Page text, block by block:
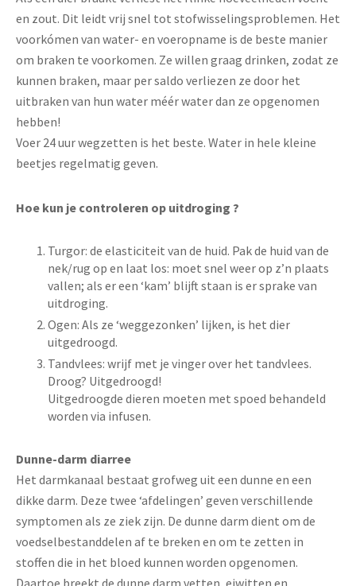
en zout. Dit leidt vrij snel tot stofwisselingsproblemen. Het
voorkómen van water- en voeropname is de beste manier
om braken te voorkomen. Ze willen graag drinken, zodat ze
kunnen braken, maar per saldo verliezen ze door het
uitbraken van hun water méér water dan ze opgenomen
hebben!
Voer 24 uur wegzetten is het beste. Water in hele kleine
beetjes regelmatig geven.
Hoe kun je controleren op uitdroging ?
Turgor: de elasticiteit van de huid. Pak de huid van de
nek/rug op en laat los: moet snel weer op z’n plaats
vallen; als er een ‘kam’ blijft staan is er sprake van
uitdroging.
Ogen: Als ze ‘weggezonken’ lijken, is het dier
uitgedroogd.
Tandvlees: wrijf met je vinger over het tandvlees.
Droog? Uitgedroogd!
Uitgedroogde dieren moeten met spoed behandeld
worden via infusen.
Dunne-darm diarree
Het darmkanaal bestaat grofweg uit een dunne en een
dikke darm. Deze twee ‘afdelingen’ geven verschillende
symptomen als ze ziek zijn. De dunne darm dient om de
voedselbestanddelen af te breken en om te zetten in
stoffen die in het bloed kunnen worden opgenomen.
Daartoe breekt de dunne darm vetten, eiwitten en